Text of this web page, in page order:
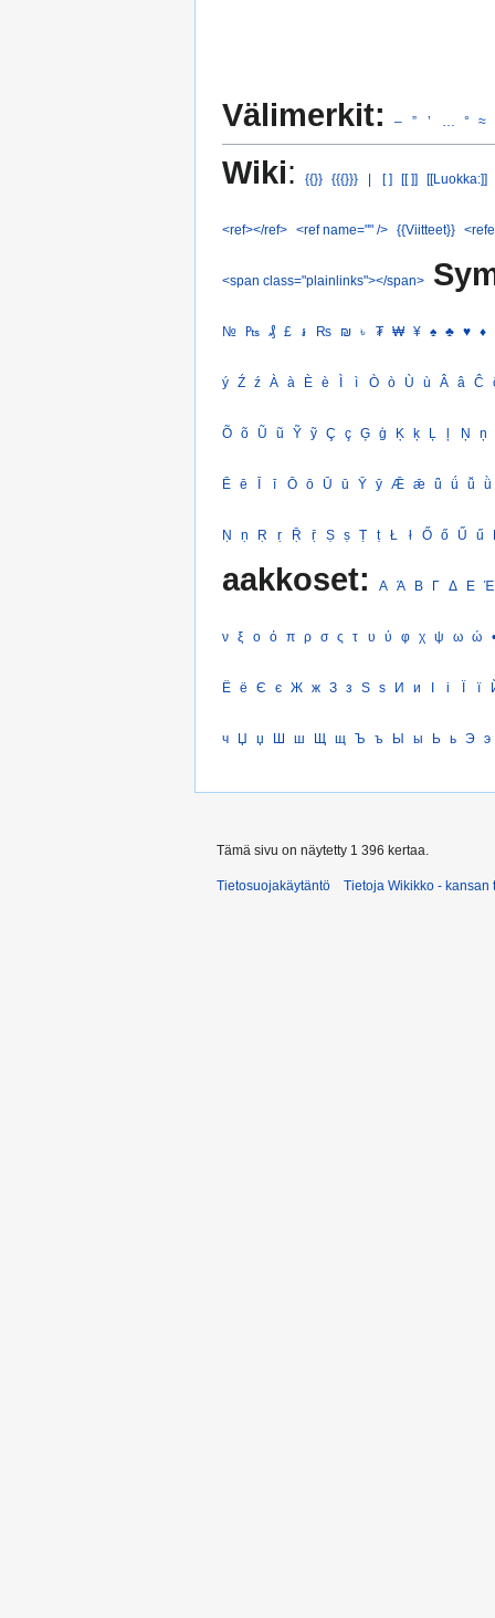
Välimerkit: – ” ’ ° ≈
Wiki: {{}} {{{}}} | [ ] [[ ]] [[Luokka:]]
<ref></ref> <ref name="" /> {{Viitteet}}
<span class="plainlinks"></span>
№ ₧ ₰ £ ៛ ₨ ₪ ৳ ₮ ₩ ¥ ♠ ♣ ♥ ♦
ý Ź ź À à È è Ì ì Ò ò Ù ù Â â Ĉ
Õ õ Ũ ũ Ỹ ỹ Ç ç Ģ ģ Ķ ķ Ļ ļ Ņ ņ
Ē ē Ī ī Ō ō Ū ū Ȳ ȳ Ǣ ǣ ǖ ǘ ǚ ǜ
Ṇ ṇ Ṛ ṛ Ṝ ṝ Ṣ ṣ Ṭ ṭ Ł ł Ő ő Ű ű
aakkoset: Α Ά Β Γ Δ Ε Έ
ν ξ ο ό π ρ σ ς τ υ ύ φ χ ψ ω ώ •
Ё ё Є є Ж ж З з Ѕ ѕ И и І і Ї ї
ч Џ џ Ш ш Щ щ Ъ ъ Ы ы Ь ь Э э
Tämä sivu on näytetty 1 396 kertaa.
Tietosuojakäytäntö Tietoja Wikikko - kansan